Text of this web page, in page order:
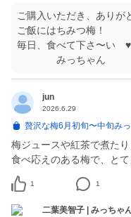
ご購入いただき、ありが
ご飯にはちみつ梅！
毎日、食べて下さ〜い ♥
jun
2026.6.29
贅沢な梅6月初旬〜中旬み
梅ジュースや紅茶で煮たり
食べ応えのある梅で、とて
1 1
二葉美智子 | みっちゃ